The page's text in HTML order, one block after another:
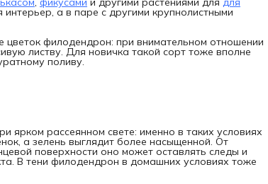
а в паре с другими крупнолистными
филодендрон: при внимательном отношении
листву. Для новичка такой сорт тоже вполне
поливу.
рассеянном свете: именно в таких условиях
а зелень выглядит более насыщенной. От
поверхности оно может оставлять следы и
В тени филодендрон в домашних условиях тоже